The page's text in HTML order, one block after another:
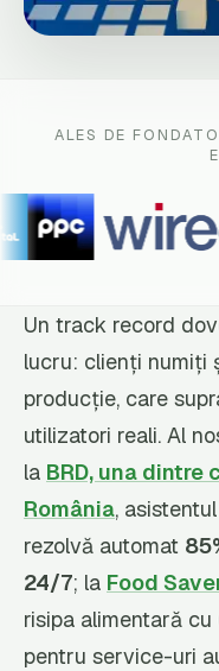
ALES DE
Un track record
lucru: clienți numiți
producție, care
utilizatori reali. Al
la BRD, una dintre
România,
rezolvă automat
24/7; la Food
risipa alimentară cu
pentru service-uri